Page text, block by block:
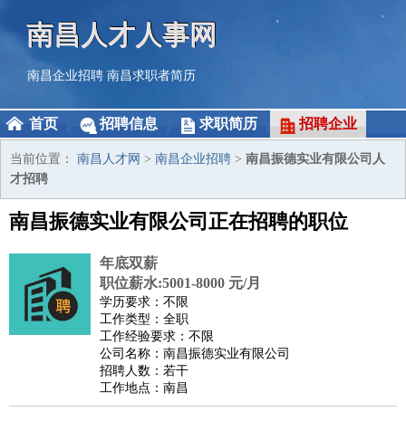
南昌人才人事网
南昌企业招聘 南昌求职者简历
首页 招聘信息 求职简历 招聘企业
当前位置： 南昌人才网 > 南昌企业招聘 > 南昌振德实业有限公司人
才招聘
南昌振德实业有限公司正在招聘的职位
年底双薪
职位薪水:5001-8000 元/月
学历要求：不限
工作类型：全职
工作经验要求：不限
公司名称：南昌振德实业有限公司
招聘人数：若干
工作地点：南昌